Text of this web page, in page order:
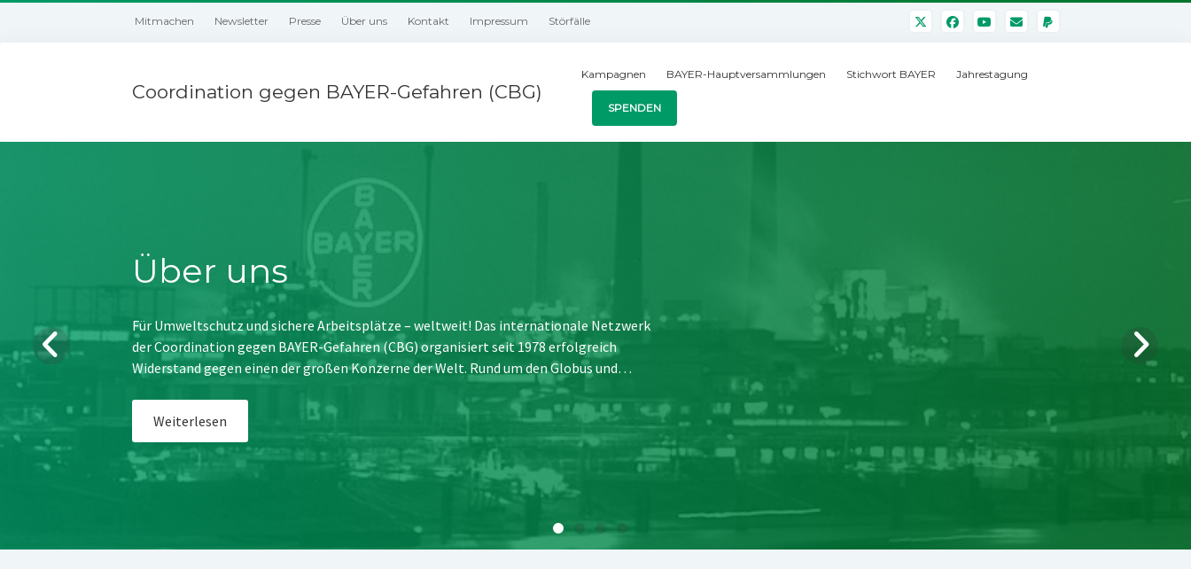
Mitmachen Newsletter Presse Über uns Kontakt Impressum Störfälle
Coordination gegen BAYER-Gefahren (CBG)
Kampagnen BAYER-Hauptversammlungen Stichwort BAYER Jahrestagung
SPENDEN
Über uns
Für Umweltschutz und sichere Arbeitsplätze – weltweit! Das internationale Netzwerk
der Coordination gegen BAYER-Gefahren (CBG) organisiert seit 1978 erfolgreich
Widerstand gegen einen der großen Konzerne der Welt. Rund um den Globus und…
Weiterlesen